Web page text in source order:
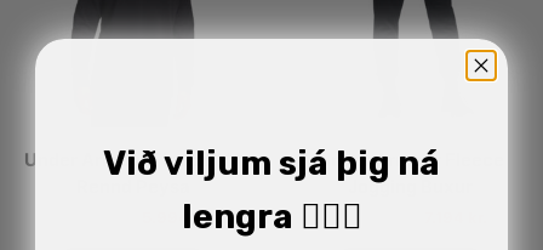
Under Armour Fleece 1/4
kr.
Under Armour Fleece
Jogging Buxur
Við viljum sjá þig ná
lengra 🏋🏼‍♂️